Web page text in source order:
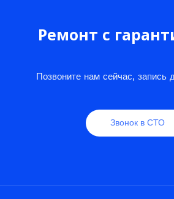
Ремонт с
Позвоните нам сейчас, запись
Звонок в СТО